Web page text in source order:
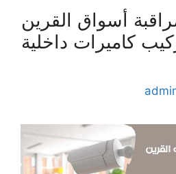
أسواق القرين
تركيب كاميرات داخلية